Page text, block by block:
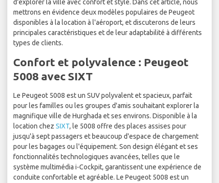
d'explorer la ville avec confort et style. Dans cet article, nous
mettrons en évidence deux modèles populaires de Peugeot
disponibles à la location à l'aéroport, et discuterons de leurs
principales caractéristiques et de leur adaptabilité à différents
types de clients.
Confort et polyvalence : Peugeot
5008 avec SIXT
Le Peugeot 5008 est un SUV polyvalent et spacieux, parfait
pour les familles ou les groupes d'amis souhaitant explorer la
magnifique ville de Hurghada et ses environs. Disponible à la
location chez SIXT, le 5008 offre des places assises pour
jusqu'à sept passagers et beaucoup d'espace de chargement
pour les bagages ou l'équipement. Son design élégant et ses
fonctionnalités technologiques avancées, telles que le
système multimédia i-Cockpit, garantissent une expérience de
conduite confortable et agréable. Le Peugeot 5008 est un